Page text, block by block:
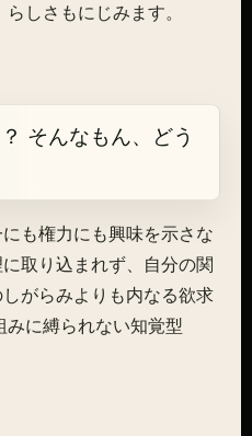
しさもにじみます。
そんなもん、どう
も権力にも興味を示さな
取り込まれず、自分の関
がらみよりも内なる欲求
みに縛られない知覚型